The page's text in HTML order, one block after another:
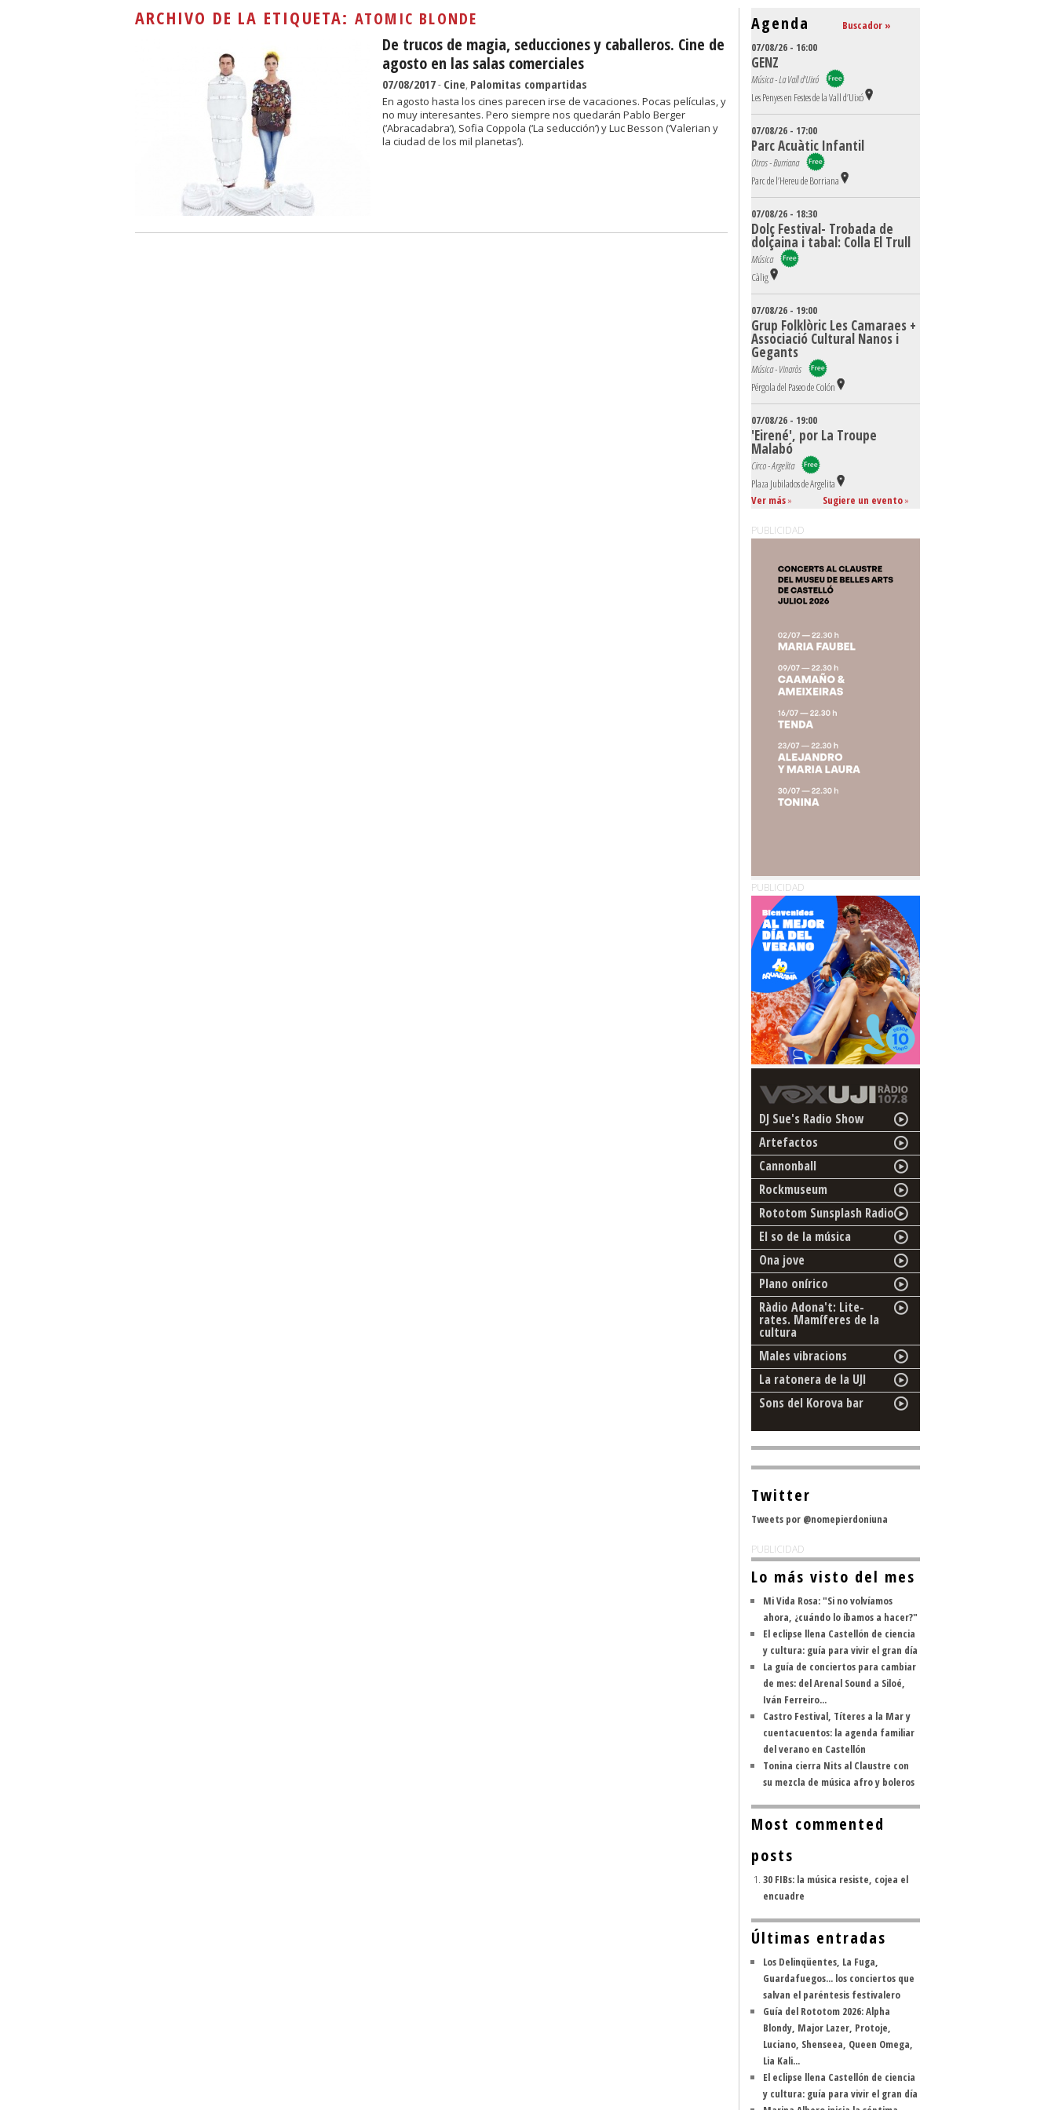
ARCHIVO DE LA ETIQUETA: ATOMIC BLONDE
De trucos de magia, seducciones y caballeros. Cine de
agosto en las salas comerciales
07/08/2017- Cine, Palomitas compartidas
En agosto hasta los cines parecen irse de vacaciones. Pocas películas, y
no muy interesantes. Pero siempre nos quedarán Pablo Berger
(‘Abracadabra’), Sofia Coppola (‘La seducción’) y Luc Besson (‘Valerian y
la ciudad de los mil planetas’).
Agenda
Buscador »
07/08/26 - 16:00
GENZ
Música - La Vall d'Uixó
Les Penyes en Festes de la Vall d’Uixó
07/08/26 - 17:00
Parc Acuàtic Infantil
Otros - Burriana
Parc de l’Hereu de Borriana
07/08/26 - 18:30
Dolç Festival- Trobada de
dolçaina i tabal: Colla El Trull
Música
Càlig
07/08/26 - 19:00
Grup Folklòric Les Camaraes +
Associació Cultural Nanos i
Gegants
Música - Vinaròs
Pérgola del Paseo de Colón
07/08/26 - 19:00
'Eirené', por La Troupe
Malabó
Circo - Argelita
Plaza Jubilados de Argelita
Ver más» Sugiere un evento»
PUBLICIDAD
PUBLICIDAD
DJ Sue's Radio Show
Artefactos
Cannonball
Rockmuseum
Rototom Sunsplash Radio
El so de la música
Ona jove
Plano onírico
Ràdio Adona't: Lite-
rates. Mamíferes de la
cultura
Males vibracions
La ratonera de la UJI
Sons del Korova bar
Twitter
Tweets por @nomepierdoniuna
PUBLICIDAD
Lo más visto del mes
Mi Vida Rosa: "Si no volvíamos
ahora, ¿cuándo lo íbamos a hacer?"
El eclipse llena Castellón de ciencia
y cultura: guía para vivir el gran día
La guía de conciertos para cambiar
de mes: del Arenal Sound a Siloé,
Iván Ferreiro...
Castro Festival, Títeres a la Mar y
cuentacuentos: la agenda familiar
del verano en Castellón
Tonina cierra Nits al Claustre con
su mezcla de música afro y boleros
Most commented
posts
30 FIBs: la música resiste, cojea el
encuadre
Últimas entradas
Los Delinqüentes, La Fuga,
Guardafuegos... los conciertos que
salvan el paréntesis festivalero
Guía del Rototom 2026: Alpha
Blondy, Major Lazer, Protoje,
Luciano, Shenseea, Queen Omega,
Lia Kali...
El eclipse llena Castellón de ciencia
y cultura: guía para vivir el gran día